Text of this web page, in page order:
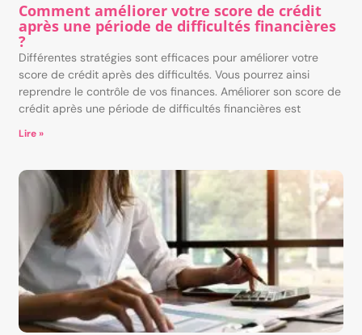
Comment améliorer votre score de crédit
après une période de difficultés financières
?
Différentes stratégies sont efficaces pour améliorer votre
score de crédit après des difficultés. Vous pourrez ainsi
reprendre le contrôle de vos finances. Améliorer son score de
crédit après une période de difficultés financières est
Lire »